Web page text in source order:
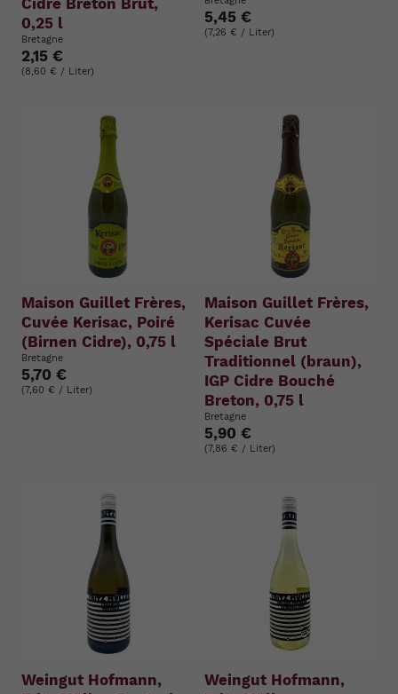
0,25 l
Bretagne
2,15 €
(8,60 € / Liter)
5,45 €
(7,26 € / Liter)
Maison Guillet Frères,
Cuvée Kerisac, Poiré
(Birnen Cidre), 0,75 l
Bretagne
5,70 €
(7,60 € / Liter)
Maison Guillet Frères,
Kerisac Cuvée
Spéciale Brut
Traditionnel (braun),
IGP Cidre Bouché
Breton, 0,75 l
Bretagne
5,90 €
(7,86 € / Liter)
Weingut Hofmann,
Weingut Hofmann,